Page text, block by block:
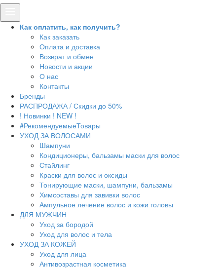
Как оплатить, как получить?
Как заказать
Оплата и доставка
Возврат и обмен
Новости и акции
О нас
Контакты
Бренды
РАСПРОДАЖА / Скидки до 50%
! Новинки ! NEW !
#РекомендуемыеТовары
УХОД ЗА ВОЛОСАМИ
Шампуни
Кондиционеры, бальзамы маски для волос
Стайлинг
Краски для волос и оксиды
Тонирующие маски, шампуни, бальзамы
Химсоставы для завивки волос
Ампульное лечение волос и кожи головы
ДЛЯ МУЖЧИН
Уход за бородой
Уход для волос и тела
УХОД ЗА КОЖЕЙ
Уход для лица
Антивозрастная косметика